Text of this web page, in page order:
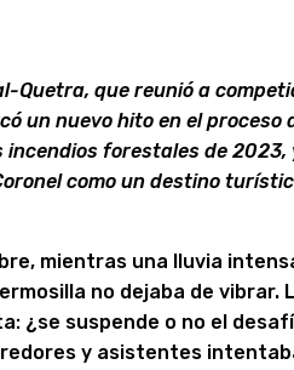
Quetra, que reunió a
un nuevo hito en el proceso
forestales de 2023,
como un destino
mientras una lluvia
no dejaba de vibrar.
¿se suspende o no el
y asistentes